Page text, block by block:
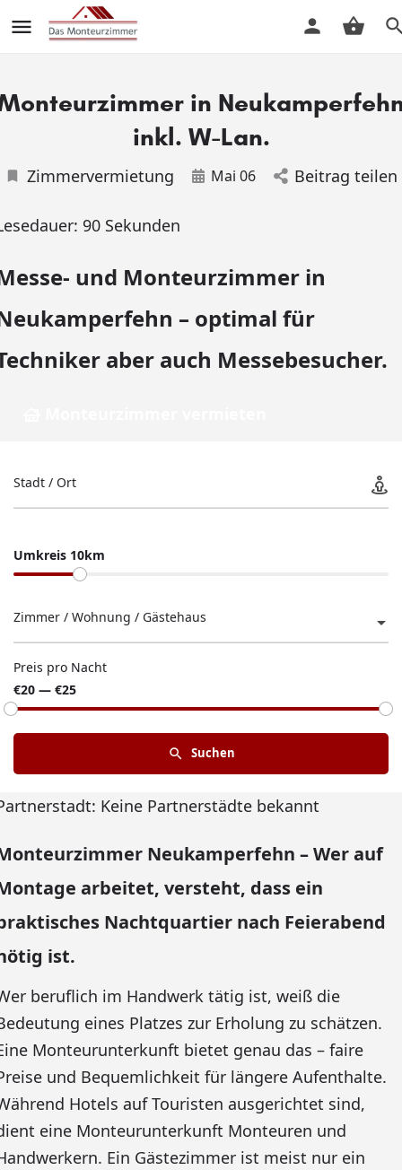
in
inkl. W-Lan.
Zimmervermietung Mai 06 Beitrag teilen
90 Sekunden
und Monteurzimmer in
– optimal für
aber auch Messebesucher.
Stadt / Ort
Umkreis 10km
Zimmer / Wohnung / Gästehaus
Preis pro Nacht
€20 — €25
Suchen
Keine Partnerstädte bekannt
Neukamperfehn – Wer auf
arbeitet, versteht, dass ein
Nachtquartier nach Feierabend
ist.
beruflich im Handwerk tätig ist, weiß die
eines Platzes zur Erholung zu schätzen.
Monteurunterkunft bietet genau das – faire
und Bequemlichkeit für längere Aufenthalte.
Hotels auf Touristen ausgerichtet sind,
eine Monteurunterkunft Monteuren und
Ein Gästezimmer ist meist nur ein